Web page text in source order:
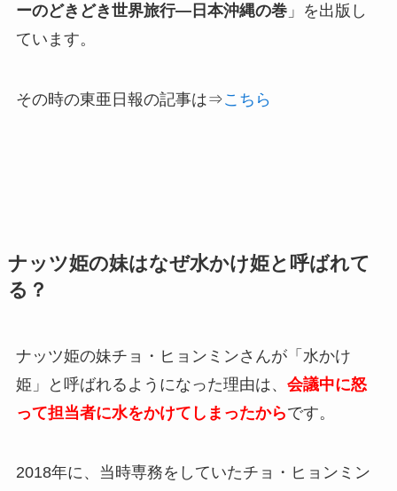
ーのどきどき世界旅行—日本沖縄の巻」を出版し
ています。
その時の東亜日報の記事は⇒こちら
ナッツ姫の妹はなぜ水かけ姫と呼ばれて
る？
ナッツ姫の妹チョ・ヒョンミンさんが「水かけ
姫」と呼ばれるようになった理由は、 会議中に怒
って担当者に水をかけてしまったからです。
2018年に、当時専務をしていたチョ・ヒョンミン